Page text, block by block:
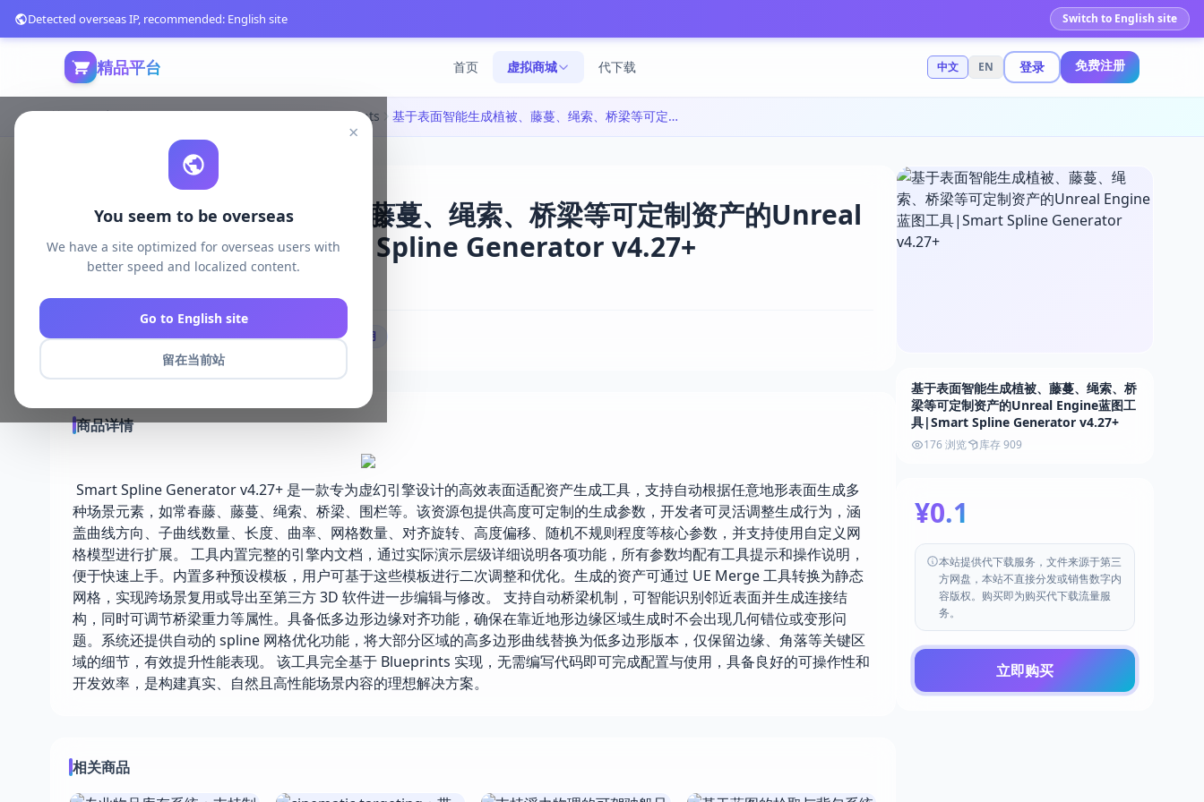
精品平台 首页 虚拟商城 代下载 中文 EN 登录 免费注册
Detected overseas IP, recommended: English site Switch to English site
×
You seem to be overseas
We have a site optimized for overseas users with
better speed and localized content.
Go to English site
留在当前站
首页 游戏开发 unreal资源 Unreal Engine Blueprints 基于表面智能生成植被、藤蔓、绳索、桥梁等可定制资产的Unreal Engine蓝图工具|Smart Spline Generator v4.27+
基于表面智能生成植被、藤蔓、绳索、桥梁等可定制资产的Unreal
Engine蓝图工具|Smart Spline Generator v4.27+
# 智能生成 # 表面适配 # 自定义参数 # 资源复用
商品详情
Smart Spline Generator v4.27+ 是一款专为虚幻引擎设计的高效表面适配资产生成工具，支持自动根据任意地形表面生成多
种场景元素，如常春藤、藤蔓、绳索、桥梁、围栏等。该资源包提供高度可定制的生成参数，开发者可灵活调整生成行为，涵
盖曲线方向、子曲线数量、长度、曲率、网格数量、对齐旋转、高度偏移、随机不规则程度等核心参数，并支持使用自定义网
格模型进行扩展。 工具内置完整的引擎内文档，通过实际演示层级详细说明各项功能，所有参数均配有工具提示和操作说明，
便于快速上手。内置多种预设模板，用户可基于这些模板进行二次调整和优化。生成的资产可通过 UE Merge 工具转换为静态
网格，实现跨场景复用或导出至第三方 3D 软件进一步编辑与修改。 支持自动桥梁机制，可智能识别邻近表面并生成连接结
构，同时可调节桥梁重力等属性。具备低多边形边缘对齐功能，确保在靠近地形边缘区域生成时不会出现几何错位或变形问
题。系统还提供自动的 spline 网格优化功能，将大部分区域的高多边形曲线替换为低多边形版本，仅保留边缘、角落等关键区
域的细节，有效提升性能表现。 该工具完全基于 Blueprints 实现，无需编写代码即可完成配置与使用，具备良好的可操作性和
开发效率，是构建真实、自然且高性能场景内容的理想解决方案。
相关商品
基于表面智能生成植被、藤蔓、绳索、桥
梁等可定制资产的Unreal Engine蓝图工
具|Smart Spline Generator v4.27+
176 浏览 库存 909
¥0.1
本站提供代下载服务，文件来源于第三
方网盘，本站不直接分发或销售数字内
容版权。购买即为购买代下载流量服
务。
立即购买